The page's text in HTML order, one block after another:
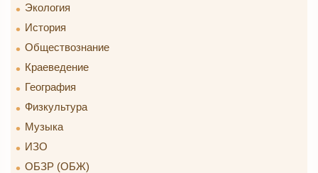
Экология
История
Обществознание
Краеведение
География
Физкультура
Музыка
ИЗО
ОБЗР (ОБЖ)